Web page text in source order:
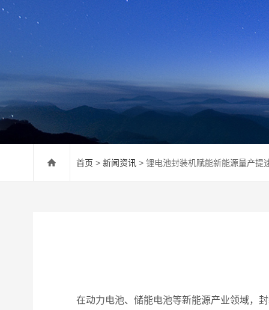
首页 > 新闻资讯 > 锂电池封装机赋能新能源量产提
在动力电池、储能电池等新能源产业领域，封